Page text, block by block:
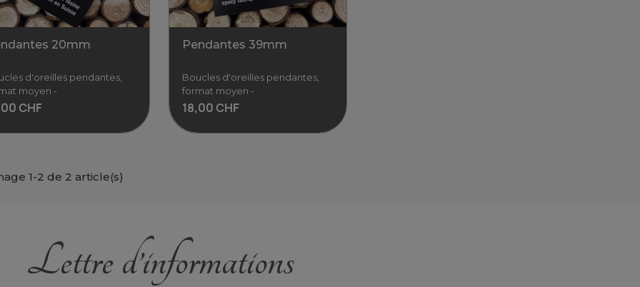
20mm
d'oreilles pendantes,
moyen -
CHF
d'oreilles pendantes,
moyen - Hauteur
Pendantes 39mm
Boucles d'oreilles pendantes,
format moyen -
18,00 CHF
Boucles d'oreilles pendantes,
format moyen - Hauteur
1-2 de 2 article(s)
Lettre d’informations